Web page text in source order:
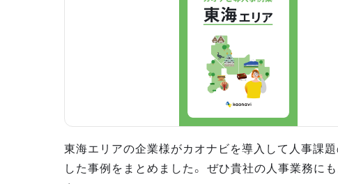
東海エリアの企業様がカオナビを導入して人事課
した事例をまとめました。 ぜひ貴社の人事業務に